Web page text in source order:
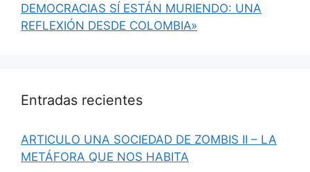
DEMOCRACIAS SÍ ESTÁN MURIENDO: UNA
REFLEXIÓN DESDE COLOMBIA»
Entradas recientes
ARTICULO UNA SOCIEDAD DE ZOMBIS II – LA
METÁFORA QUE NOS HABITA